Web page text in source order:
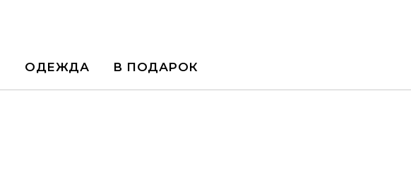
ОДЕЖДА В ПОДАРОК